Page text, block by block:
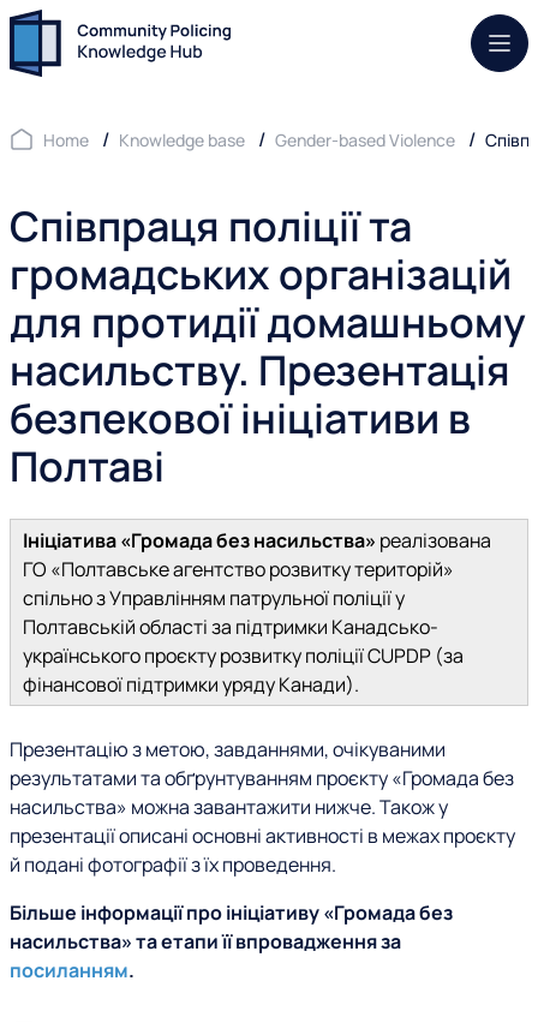
Home Knowledge base Gender-based Violence
Співпраця поліції та
громадських організацій
для протидії домашньому
насильству. Презентація
безпекової ініціативи в
Полтаві
Ініціатива «Громада без насильства» реалізована
ГО «Полтавське агентство розвитку територій»
спільно з Управлінням патрульної поліції у
Полтавській області за підтримки Канадсько-
українського проєкту розвитку поліції CUPDP (за
фінансової підтримки уряду Канади).
Презентацію з метою, завданнями, очікуваними
результатами та обґрунтуванням проєкту «Громада без
насильства» можна завантажити нижче. Також у
презентації описані основні активності в межах проєкту
й подані фотографії з їх проведення.
Більше інформації про ініціативу «Громада без
насильства» та етапи її впровадження за
посиланням.